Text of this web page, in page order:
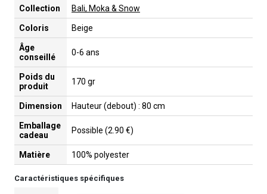
Collection Bali, Moka & Snow
Coloris Beige
Âge
conseillé
0-6 ans
Poids du
produit
170 gr
Dimension Hauteur (debout) : 80 cm
Emballage
cadeau
Possible (2.90 €)
Matière 100% polyester
Caractéristiques spécifiques